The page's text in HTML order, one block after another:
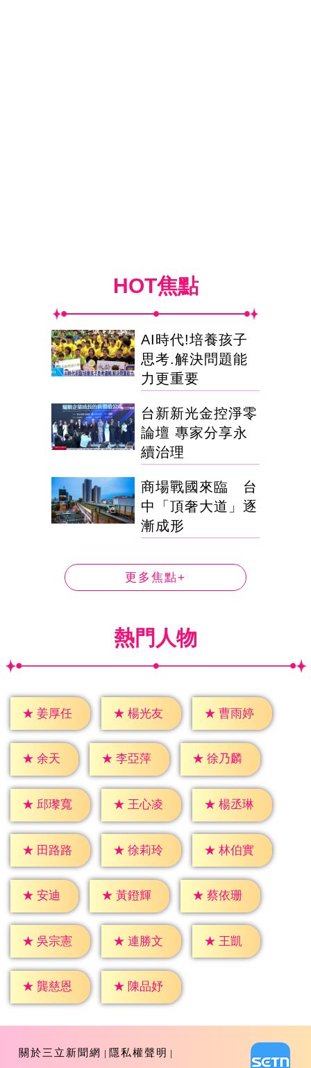
HOT焦點
AI時代!培養孩子
思考.解決問題能
力更重要
台新新光金控淨零
論壇 專家分享永
續治理
商場戰國來臨 台
中「頂奢大道」逐
漸成形
更多焦點+
熱門人物
★ 姜厚任 ★ 楊光友 ★ 曹雨婷
★ 余天 ★ 李亞萍 ★ 徐乃麟
★ 邱瓈寬 ★ 王心凌 ★ 楊丞琳
★ 田路路 ★ 徐莉玲 ★ 林伯實
★ 安迪 ★ 黃鐙輝 ★ 蔡依珊
★ 吳宗憲 ★ 連勝文 ★ 王凱
★ 龔慈恩 ★ 陳品妤
關於三立新聞網
隱私權聲明